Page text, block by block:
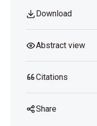
Download
Abstract view
Citations
Share